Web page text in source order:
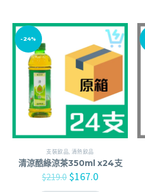
-24%
支裝飲品 清熱飲品
清涼酷綠涼茶350ml x24支
$219.0 $167.0